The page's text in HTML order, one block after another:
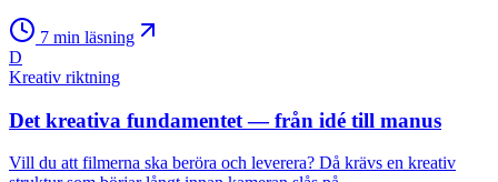
7 min läsning
D
Kreativ riktning
Det kreativa fundamentet — från idé till manus
Vill du att filmerna ska beröra och leverera? Då krävs en kreativ